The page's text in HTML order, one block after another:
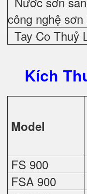
công nghệ sơn
Tay Co Thuỷ
Kích
Model
FS 900
FSA 900